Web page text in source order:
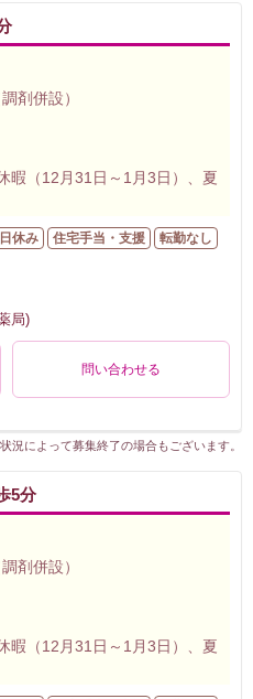
剤併設）
（12月31日～1月3日）、夏
休み 住宅手当・支援
転勤なし
局)
問い合わせる
況によって募集終了の場合もございます。
5分
剤併設）
（12月31日～1月3日）、夏